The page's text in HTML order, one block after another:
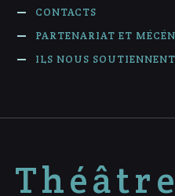
CONTACTS
PARTENARIAT ET
ILS NOUS